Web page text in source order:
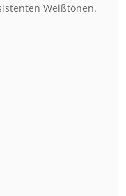
Weißtönen.